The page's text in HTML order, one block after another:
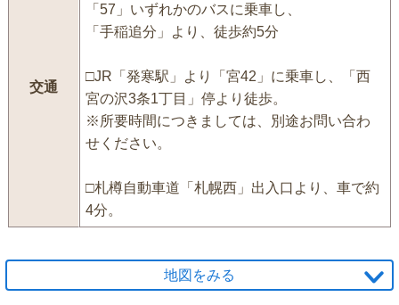
交通
「57」いずれかのバスに乗車し、
「手稲追分」より、徒歩約5分
□JR「発寒駅」より「宮42」に乗車し、「西
宮の沢3条1丁目」停より徒歩。
※所要時間につきましては、別途お問い合わ
せください。
□札樽自動車道「札幌西」出入口より、車で約
4分。
地図をみる